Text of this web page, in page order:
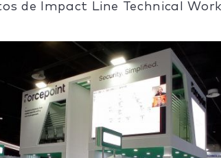
de Impact Line Technical